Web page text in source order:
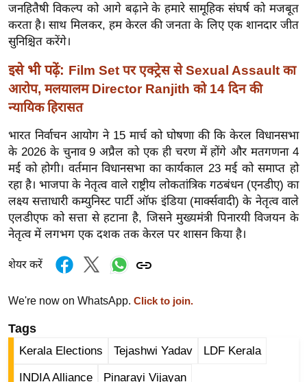
त्य
ज
ग
त
ऑ
टो
र्ल्ड
न्यू
ज
ब्री
फ
म
रं
न
ज
त
बॉ
जनहितैषी विकल्प को आगे बढ़ाने के हमारे सामूहिक संघर्ष को मजबूत
करता है। साथ मिलकर, हम केरल की जनता के लिए एक शानदार जीत
सुनिश्चित करेंगे।
इसे भी पढ़ें: Film Set पर एक्ट्रेस से Sexual Assault का
आरोप, मलयालम Director Ranjith को 14 दिन की
न्यायिक हिरासत
भारत निर्वाचन आयोग ने 15 मार्च को घोषणा की कि केरल विधानसभा
के 2026 के चुनाव 9 अप्रैल को एक ही चरण में होंगे और मतगणना 4
मई को होगी। वर्तमान विधानसभा का कार्यकाल 23 मई को समाप्त हो
रहा है। भाजपा के नेतृत्व वाले राष्ट्रीय लोकतांत्रिक गठबंधन (एनडीए) का
लक्ष्य सत्ताधारी कम्युनिस्ट पार्टी ऑफ इंडिया (मार्क्सवादी) के नेतृत्व वाले
एलडीएफ को सत्ता से हटाना है, जिसने मुख्यमंत्री पिनारयी विजयन के
नेतृत्व में लगभग एक दशक तक केरल पर शासन किया है।
शेयर करें
We're now on WhatsApp. Click to join.
Tags
Kerala Elections Tejashwi Yadav LDF Kerala
INDIA Alliance Pinarayi Vijayan